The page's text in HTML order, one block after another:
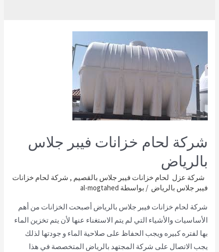
شركة لحام خزانات فيبر جلاس
بالرياض
شركة عزل لحام خزانات فيبر جلاس بالقصيم , شركة لحام خزانات
فيبر جلاس بالرياض / بواسطة al-mogtahed
شركة لحام خزانات فيبر جلاس بالرياض أصبحت الخزانات من أهم
الأساسيات والأشياء التي لم يتم الاستغناء عنها لأن يتم تخزين الماء
بها لفتره كبيره ويجب الحفاظ على صلاحية الماء و جودتها لذلك
يجب الاتصال على شركة المجتهد بالرياض المتخصصة في هذا